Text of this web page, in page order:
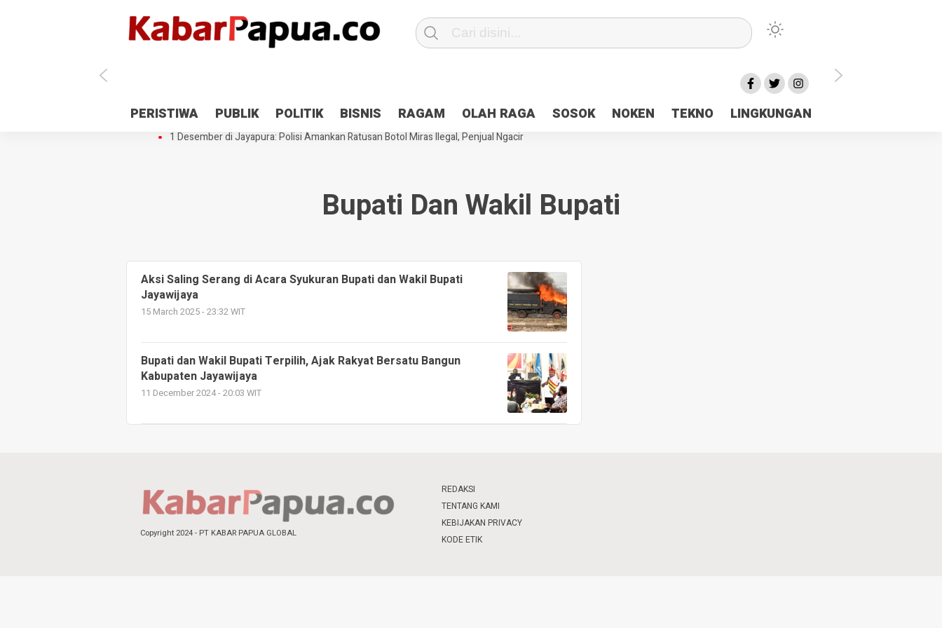
PERISTIWA PUBLIK POLITIK BISNIS RAGAM OLAH RAGA SOSOK NOKEN TEKNO LINGKUNGAN
Antisipasi 1 Desember, TNI Polri Patroli 2×24 jam di Kota Jayapura
Pesan Sejuk Polri di Deklarasi Pemilu Ceria Tanah Papua
Gedung Perpustakaan SMPN 5 Sentani Terbakar
Hibah Pilkada Jayapura Cair 10 Persen, Deposit Kas Daerah Rp23 Miliar Disorot
1 Desember di Jayapura: Polisi Amankan Ratusan Botol Miras Ilegal, Penjual Ngacir
Bupati Dan Wakil Bupati
Aksi Saling Serang di Acara Syukuran Bupati dan Wakil Bupati
Jayawijaya
15 March 2025 - 23:32 WIT
Bupati dan Wakil Bupati Terpilih, Ajak Rakyat Bersatu Bangun
Kabupaten Jayawijaya
11 December 2024 - 20:03 WIT
Copyright 2024 - PT KABAR PAPUA GLOBAL
REDAKSI
TENTANG KAMI
KEBIJAKAN PRIVACY
KODE ETIK